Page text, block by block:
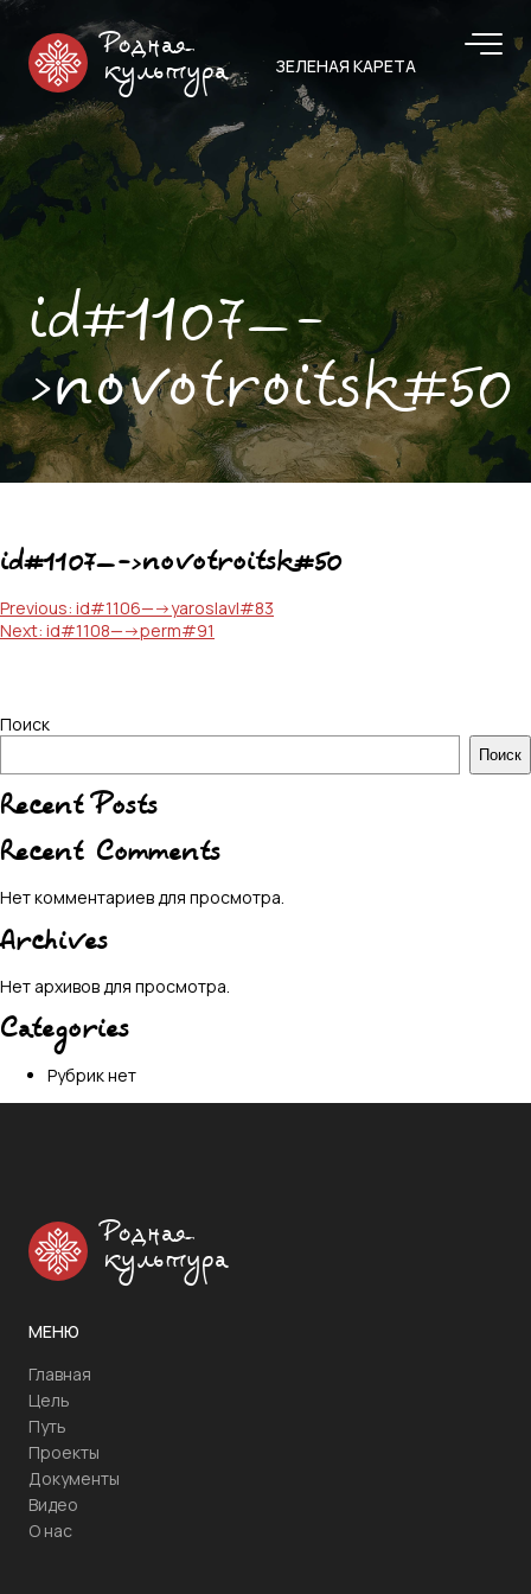
Родная
культура
ЗЕЛЕНАЯ КАРЕТА
id#1107—-
>novotroitsk#50
id#1107—->novotroitsk#50
Навигация
по
Previous: id#1106—->yaroslavl#83
Next: id#1108—->perm#91
Поиск
Поиск
Recent Posts
Recent Comments
Нет комментариев для просмотра.
Archives
Нет архивов для просмотра.
Categories
Рубрик нет
Родная
культура
МЕНЮ
Главная
Цель
Путь
Проекты
Документы
Видео
О нас